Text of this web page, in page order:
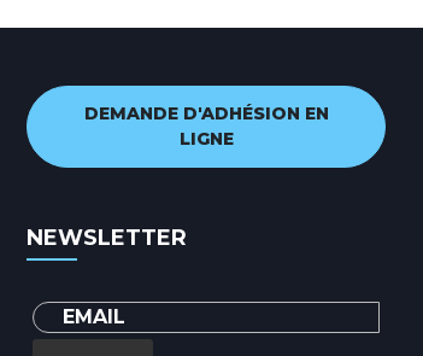
DEMANDE D'ADHÉSION EN
LIGNE
NEWSLETTER